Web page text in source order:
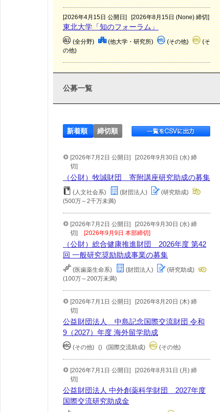
[2026年4月15日 公開日] [2026年8月15日 (None) 締切]
東北大学「知のフォーラム」
(全分野) (他大学・研究所) (その他)
(そ
の他)
公募一覧
新着順 締切順
[2026年7月2日 公開日]
[2026年9月30日 (水) 締
切]
（公財）牧誠財団 寄附講座研究助成の募集
(人文社会系) (財団法人)
(研究助成)
(500万～2千万未満)
[2026年7月2日 公開日]
[2026年9月30日 (水) 締
切]
[2026年9月9日 本部締切]
（公財）総合健康推進財団 2026年度 第42
回 一般研究奨励助成事業の募集
(医歯薬生命系) (財団法人)
(研究助成)
(100万～200万未満)
[2026年7月1日 公開日]
[2026年8月20日 (木) 締
切]
公益財団法人 中島記念国際交流財団 令和
9（2027）年度 海外留学助成
(その他) () (国際交流助成) (その他)
[2026年7月1日 公開日]
[2026年8月31日 (月) 締
切]
公益財団法人 中外創薬科学財団 2027年度
国際交流研究助成金